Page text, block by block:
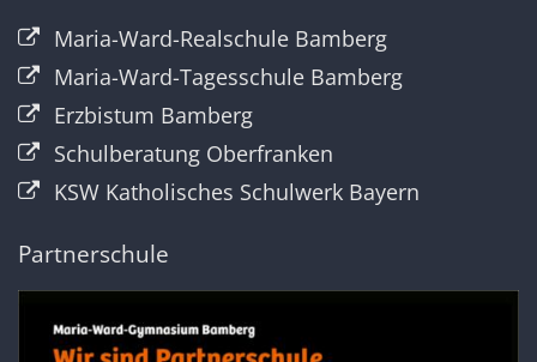
Maria-Ward-Realschule Bamberg
Maria-Ward-Tagesschule Bamberg
Erzbistum Bamberg
Schulberatung Oberfranken
KSW Katholisches Schulwerk Bayern
Partnerschule